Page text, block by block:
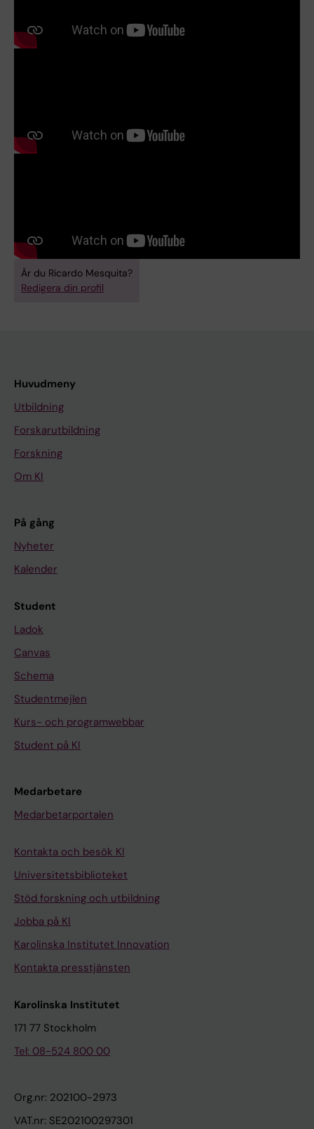
Är du Ricardo Mesquita?
Redigera din profil
Huvudmeny
Utbildning
Forskarutbildning
Forskning
Om KI
På gång
Nyheter
Kalender
Student
Ladok
Canvas
Schema
Studentmejlen
Kurs- och programwebbar
Student på KI
Medarbetare
Medarbetarportalen
Kontakta och besök KI
Universitetsbiblioteket
Stöd forskning och utbildning
Jobba på KI
Karolinska Institutet Innovation
Kontakta presstjänsten
Karolinska Institutet
171 77 Stockholm
Tel: 08-524 800 00
Org.nr: 202100-2973
VAT.nr: SE202100297301